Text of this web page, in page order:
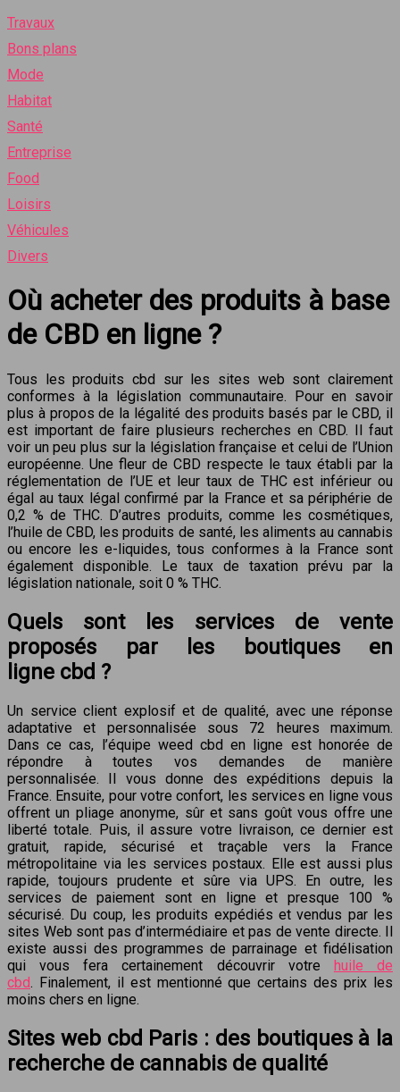
Travaux
Bons plans
Mode
Habitat
Santé
Entreprise
Food
Loisirs
Véhicules
Divers
Où acheter des produits à base
de CBD en ligne ?
Tous les produits cbd sur les sites web sont clairement
conformes à la législation communautaire. Pour en savoir
plus à propos de la légalité des produits basés par le CBD, il
est important de faire plusieurs recherches en CBD. Il faut
voir un peu plus sur la législation française et celui de l’Union
européenne. Une fleur de CBD respecte le taux établi par la
réglementation de l’UE et leur taux de THC est inférieur ou
égal au taux légal confirmé par la France et sa périphérie de
0,2 % de THC. D’autres produits, comme les cosmétiques,
l’huile de CBD, les produits de santé, les aliments au cannabis
ou encore les e-liquides, tous conformes à la France sont
également disponible. Le taux de taxation prévu par la
législation nationale, soit 0 % THC.
Quels sont les services de vente
proposés par les boutiques en
ligne cbd ?
Un service client explosif et de qualité, avec une réponse
adaptative et personnalisée sous 72 heures maximum.
Dans ce cas, l’équipe weed cbd en ligne est honorée de
répondre à toutes vos demandes de manière
personnalisée. Il vous donne des expéditions depuis la
France. Ensuite, pour votre confort, les services en ligne vous
offrent un pliage anonyme, sûr et sans goût vous offre une
liberté totale. Puis, il assure votre livraison, ce dernier est
gratuit, rapide, sécurisé et traçable vers la France
métropolitaine via les services postaux. Elle est aussi plus
rapide, toujours prudente et sûre via UPS. En outre, les
services de paiement sont en ligne et presque 100 %
sécurisé. Du coup, les produits expédiés et vendus par les
sites Web sont pas d’intermédiaire et pas de vente directe. Il
existe aussi des programmes de parrainage et fidélisation
qui vous fera certainement découvrir votre huile de
cbd. Finalement, il est mentionné que certains des prix les
moins chers en ligne.
Sites web cbd Paris : des boutiques à la
recherche de cannabis de qualité